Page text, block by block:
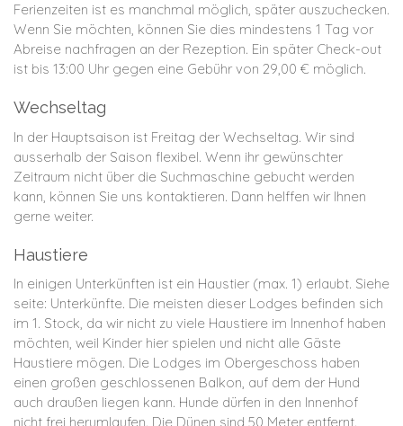
Ferienzeiten ist es manchmal möglich, später auszuchecken.
Wenn Sie möchten, können Sie dies mindestens 1 Tag vor
Abreise nachfragen an der Rezeption. Ein später Check-out
ist bis 13:00 Uhr gegen eine Gebühr von 29,00 € möglich.
Wechseltag
In der Hauptsaison ist Freitag der Wechseltag. Wir sind
ausserhalb der Saison flexibel. Wenn ihr gewünschter
Zeitraum nicht über die Suchmaschine gebucht werden
kann, können Sie uns kontaktieren. Dann helffen wir Ihnen
gerne weiter.
Haustiere
In einigen Unterkünften ist ein Haustier (max. 1) erlaubt. Siehe
seite: Unterkünfte. Die meisten dieser Lodges befinden sich
im 1. Stock, da wir nicht zu viele Haustiere im Innenhof haben
möchten, weil Kinder hier spielen und nicht alle Gäste
Haustiere mögen. Die Lodges im Obergeschoss haben
einen großen geschlossenen Balkon, auf dem der Hund
auch draußen liegen kann. Hunde dürfen in den Innenhof
nicht frei herumlaufen. Die Dünen sind 50 Meter entfernt.